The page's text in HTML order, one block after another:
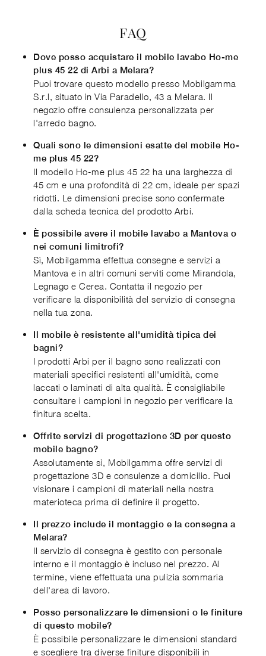
FAQ
Dove posso acquistare il mobile lavabo Ho-me
plus 45 22 di Arbi a Melara?
Puoi trovare questo modello presso Mobilgamma
S.r.l, situato in Via Paradello, 43 a Melara. Il
negozio offre consulenza personalizzata per
l'arredo bagno.
Quali sono le dimensioni esatte del mobile Ho-
me plus 45 22?
Il modello Ho-me plus 45 22 ha una larghezza di
45 cm e una profondità di 22 cm, ideale per spazi
ridotti. Le dimensioni precise sono confermate
dalla scheda tecnica del prodotto Arbi.
È possibile avere il mobile lavabo a Mantova o
nei comuni limitrofi?
Sì, Mobilgamma effettua consegne e servizi a
Mantova e in altri comuni serviti come Mirandola,
Legnago e Cerea. Contatta il negozio per
verificare la disponibilità del servizio di consegna
nella tua zona.
Il mobile è resistente all'umidità tipica dei
bagni?
I prodotti Arbi per il bagno sono realizzati con
materiali specifici resistenti all'umidità, come
laccati o laminati di alta qualità. È consigliabile
consultare i campioni in negozio per verificare la
finitura scelta.
Offrite servizi di progettazione 3D per questo
mobile bagno?
Assolutamente sì, Mobilgamma offre servizi di
progettazione 3D e consulenze a domicilio. Puoi
visionare i campioni di materiali nella nostra
materioteca prima di definire il progetto.
Il prezzo include il montaggio e la consegna a
Melara?
Il servizio di consegna è gestito con personale
interno e il montaggio è incluso nel prezzo. Al
termine, viene effettuata una pulizia sommaria
dell'area di lavoro.
Posso personalizzare le dimensioni o le finiture
di questo mobile?
È possibile personalizzare le dimensioni standard
e scegliere tra diverse finiture disponibili in